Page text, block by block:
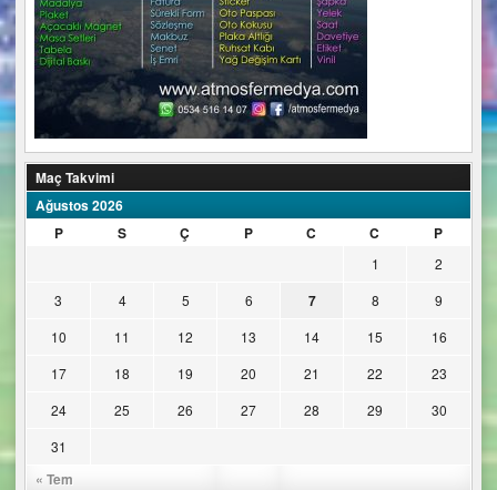
Maç Takvimi
Ağustos 2026
P
S Ç P C C P
« Tem
1
2
3
4 5 6 7 8
9
10
11 12 13 14 15
16
17
18 19 20 21 22
23
24
25 26 27 28 29
30
31